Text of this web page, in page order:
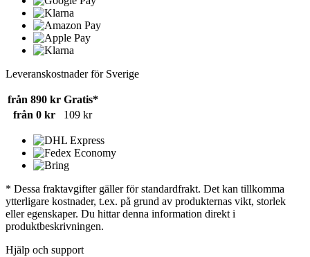
Leveranskostnader för Sverige
från 890 kr Gratis*
från 0 kr
109 kr
* Dessa fraktavgifter gäller för standardfrakt. Det kan tillkomma
ytterligare kostnader, t.ex. på grund av produkternas vikt, storlek
eller egenskaper. Du hittar denna information direkt i
produktbeskrivningen.
Hjälp och support